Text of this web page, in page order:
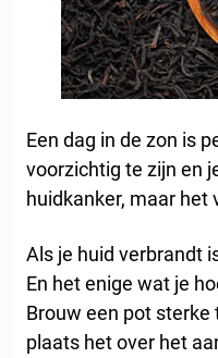
Een dag in de zon is
voorzichtig te zijn en
huidkanker, maar het
Als je huid verbrandt
En het enige wat je
Brouw een pot sterke
plaats het over het